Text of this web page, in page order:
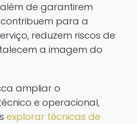
de garantirem
para a
reduzem riscos de
a imagem do
ampliar o
e operacional,
explorar técnicas de